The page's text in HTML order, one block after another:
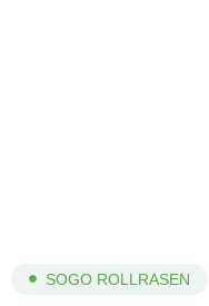
SOGO ROLLRASEN